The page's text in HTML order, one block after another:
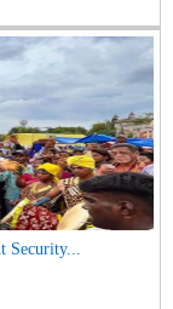
Security...